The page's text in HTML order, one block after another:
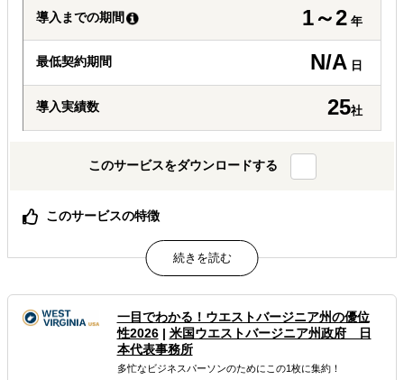
導入までの期間 1～2 年
最低契約期間 N/A 日
導入実績数 25社
このサービスをダウンロードする
このサービスの特徴
米国海外展開のイメージを持っていただけます
海外進出総合支援 海外視察
海外工場設立・工業団地・レンタル工場
一目でわかる！ウエストバージニア州の優位
性2026| 米国ウエストバージニア州政府 日
本代表事務所
多忙なビジネスパーソンのためにこの1枚に集約！